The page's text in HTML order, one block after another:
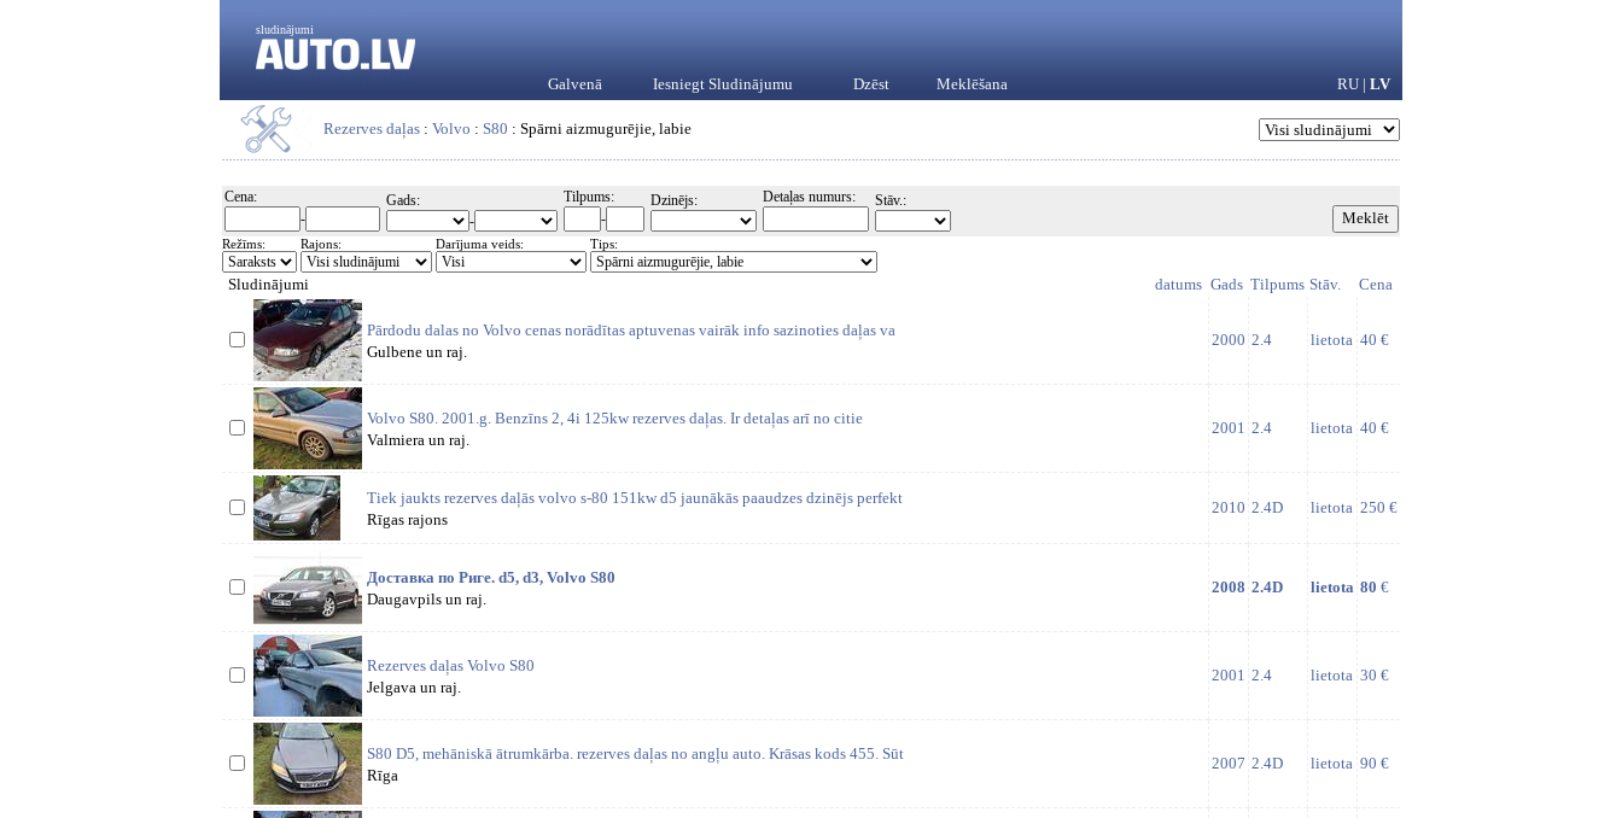
sludinājumi
Galvenā Iesniegt Sludinājumu Dzēst Meklēšana RU | LV
Rezerves daļas : Volvo : S80 : Spārni aizmugurējie, labie
Cena:
-
Gads:
-
Tilpums:
-
Dzinējs: Detaļas numurs: Stāv.:
Režīms: Rajons: Darījuma veids: Tips:
Sludinājumi datums Gads Tilpums Stāv. Cena
Pārdodu dalas no Volvo cenas norādītas aptuvenas vairāk info sazinoties daļas va
Gulbene un raj.
2000 2.4 lietota 40 €
Volvo S80. 2001.g. Benzīns 2, 4i 125kw rezerves daļas. Ir detaļas arī no citie
Valmiera un raj.
2001 2.4 lietota 40 €
Tiek jaukts rezerves daļās volvo s-80 151kw d5 jaunākās paaudzes dzinējs perfekt
Rīgas rajons
2010 2.4D lietota 250 €
Доставка по Риге. d5, d3, Volvo S80
Daugavpils un raj.
2008 2.4D lietota 80 €
Rezerves daļas Volvo S80
Jelgava un raj.
2001 2.4 lietota 30 €
S80 D5, mehāniskā ātrumkārba. rezerves daļas no angļu auto. Krāsas kods 455. Sūt
Rīga
2007 2.4D lietota 90 €